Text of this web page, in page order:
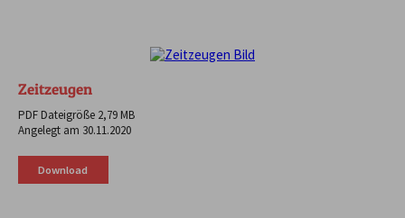
Zeitzeugen
PDF Dateigröße 2,79 MB
Angelegt am 30.11.2020
Download